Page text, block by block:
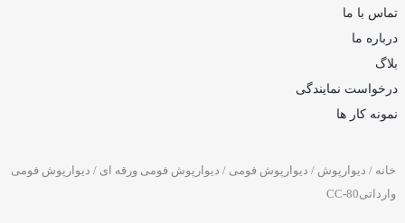
تماس با ما
درباره ما
بلاگ
درخواست نمایندگی
نمونه کار ها
خانه / دیوارپوش / دیوارپوش فومی / دیوارپوش فومی ورقه ای / دیوارپوش فومی
وارداتیCC-80